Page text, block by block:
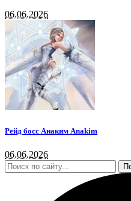
06.06.2026
Рейд босс Анаким Anakim
06.06.2026